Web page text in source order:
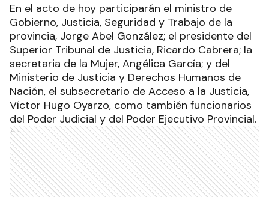
En el acto de hoy participarán el ministro de
Gobierno, Justicia, Seguridad y Trabajo de la
provincia, Jorge Abel González; el presidente del
Superior Tribunal de Justicia, Ricardo Cabrera; la
secretaria de la Mujer, Angélica García; y del
Ministerio de Justicia y Derechos Humanos de
Nación, el subsecretario de Acceso a la Justicia,
Víctor Hugo Oyarzo, como también funcionarios
del Poder Judicial y del Poder Ejecutivo Provincial.
Ads